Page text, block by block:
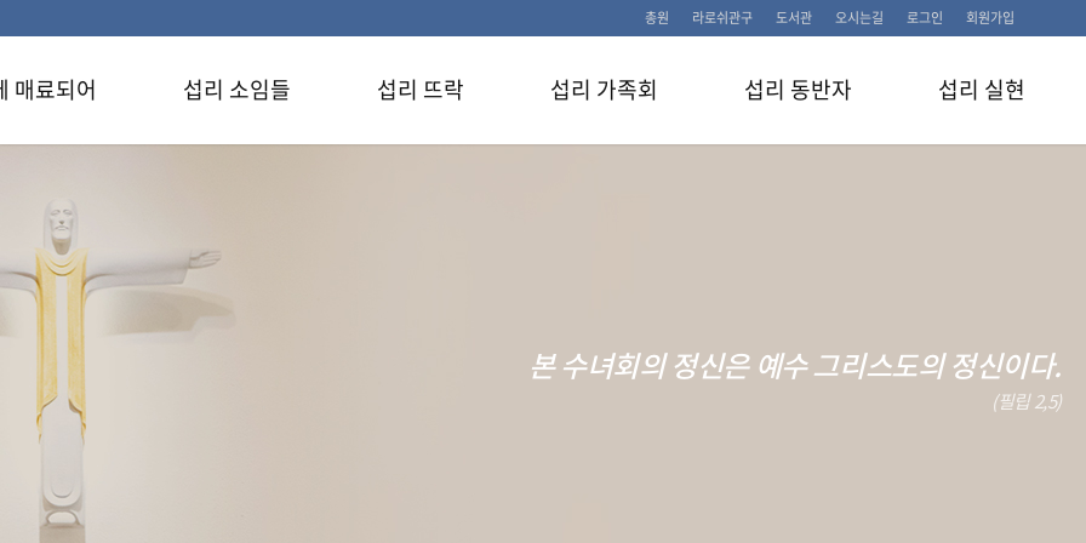
총원 라로쉬관구 도서관 오시는길 로그인 회원가입
매료되어 섭리 소임들 섭리 뜨락 섭리 가족회 섭리 동반자 섭리 실현
본 수녀회의 정신은 예수 그리스도의 정신이다.
(필립 2,5)